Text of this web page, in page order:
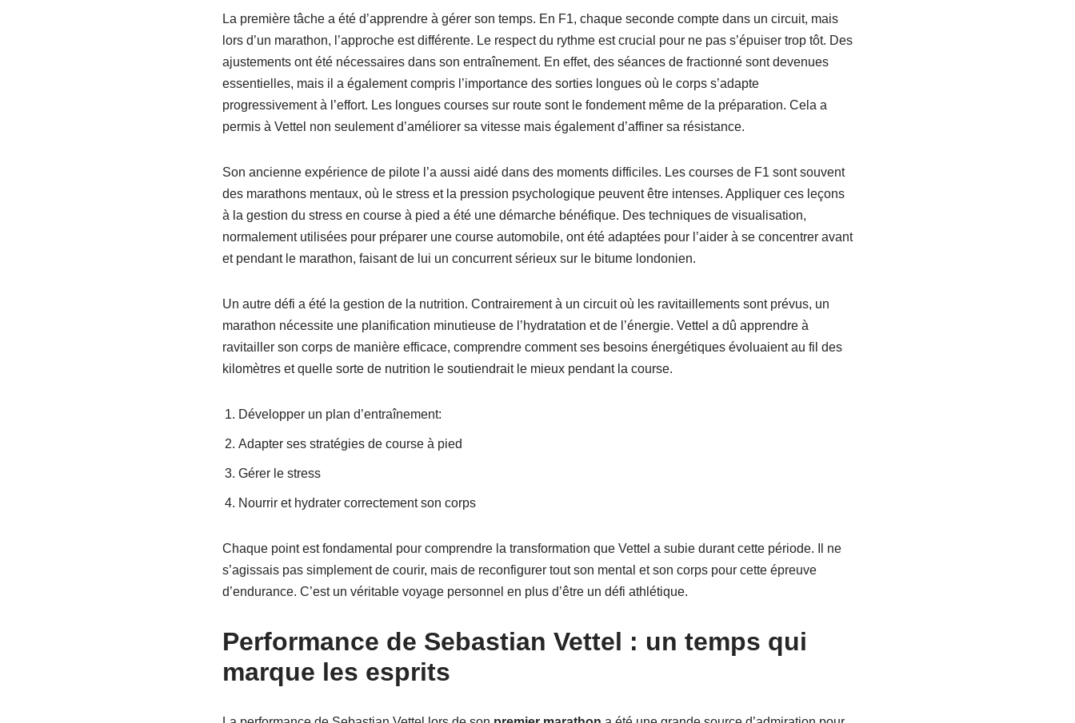
La première tâche a été d’apprendre à gérer son temps. En F1, chaque seconde compte dans un circuit, mais
lors d’un marathon, l’approche est différente. Le respect du rythme est crucial pour ne pas s’épuiser trop tôt. Des
ajustements ont été nécessaires dans son entraînement. En effet, des séances de fractionné sont devenues
essentielles, mais il a également compris l’importance des sorties longues où le corps s’adapte
progressivement à l’effort. Les longues courses sur route sont le fondement même de la préparation. Cela a
permis à Vettel non seulement d’améliorer sa vitesse mais également d’affiner sa résistance.
Son ancienne expérience de pilote l’a aussi aidé dans des moments difficiles. Les courses de F1 sont souvent
des marathons mentaux, où le stress et la pression psychologique peuvent être intenses. Appliquer ces leçons
à la gestion du stress en course à pied a été une démarche bénéfique. Des techniques de visualisation,
normalement utilisées pour préparer une course automobile, ont été adaptées pour l’aider à se concentrer avant
et pendant le marathon, faisant de lui un concurrent sérieux sur le bitume londonien.
Un autre défi a été la gestion de la nutrition. Contrairement à un circuit où les ravitaillements sont prévus, un
marathon nécessite une planification minutieuse de l’hydratation et de l’énergie. Vettel a dû apprendre à
ravitailler son corps de manière efficace, comprendre comment ses besoins énergétiques évoluaient au fil des
kilomètres et quelle sorte de nutrition le soutiendrait le mieux pendant la course.
Développer un plan d’entraînement:
Adapter ses stratégies de course à pied
Gérer le stress
Nourrir et hydrater correctement son corps
Chaque point est fondamental pour comprendre la transformation que Vettel a subie durant cette période. Il ne
s’agissais pas simplement de courir, mais de reconfigurer tout son mental et son corps pour cette épreuve
d’endurance. C’est un véritable voyage personnel en plus d’être un défi athlétique.
Performance de Sebastian Vettel : un temps qui
marque les esprits